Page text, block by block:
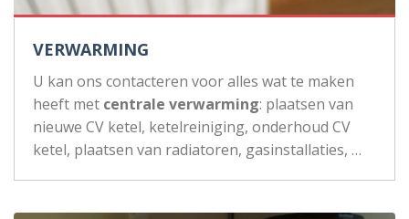
VERWARMING
U kan ons contacteren voor alles wat te maken
heeft met centrale verwarming: plaatsen van
nieuwe CV ketel, ketelreiniging, onderhoud CV
ketel, plaatsen van radiatoren, gasinstallaties, …